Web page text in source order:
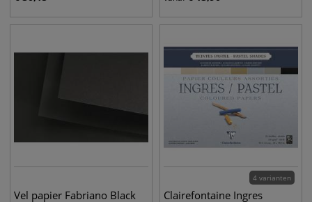
Vel papier Fabriano Black
4 varianten
Clairefontaine Ingres